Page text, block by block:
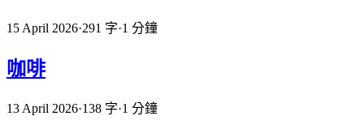
15 April 2026·291 字·1 分鐘
咖啡
13 April 2026·138 字·1 分鐘